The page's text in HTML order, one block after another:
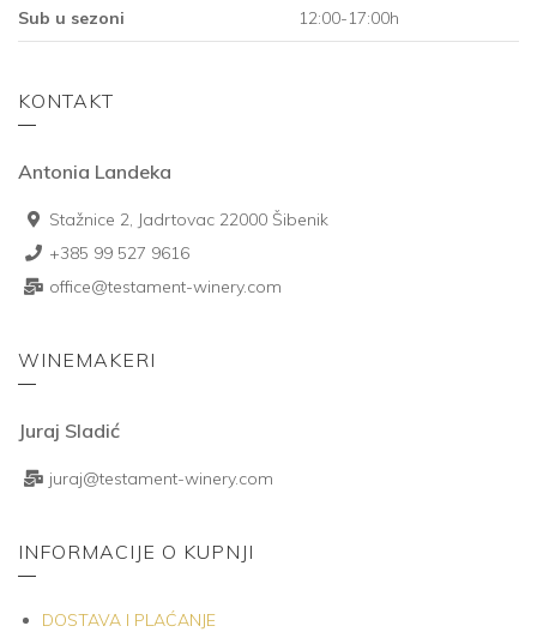
Sub u sezoni 12:00-17:00h
KONTAKT
Antonia Landeka
Stažnice 2, Jadrtovac 22000 Šibenik
+385 99 527 9616
office@testament-winery.com
WINEMAKERI
Juraj Sladić
juraj@testament-winery.com
INFORMACIJE O KUPNJI
DOSTAVA I PLAĆANJE